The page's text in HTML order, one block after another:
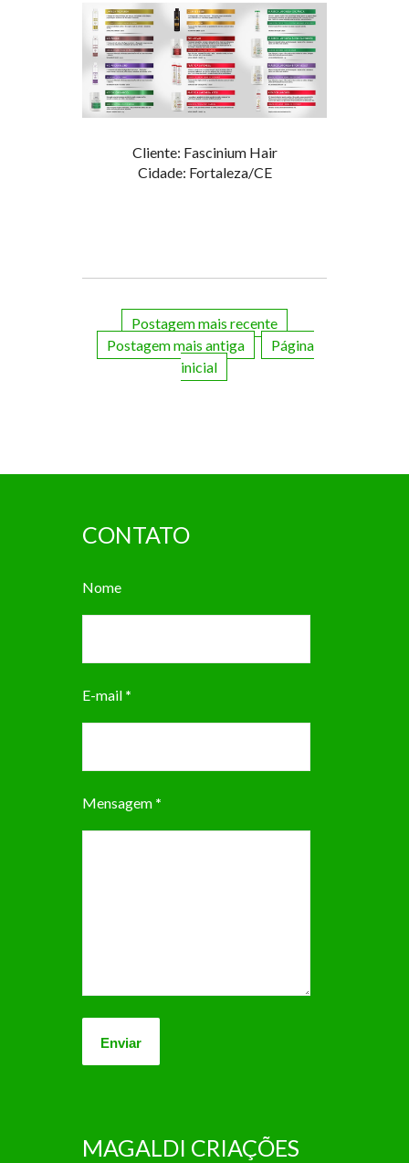
Cliente: Fascinium Hair
Cidade: Fortaleza/CE
Postagem mais recente
Postagem mais antiga
Página
inicial
CONTATO
Nome
E-mail *
Mensagem *
MAGALDI CRIAÇÕES